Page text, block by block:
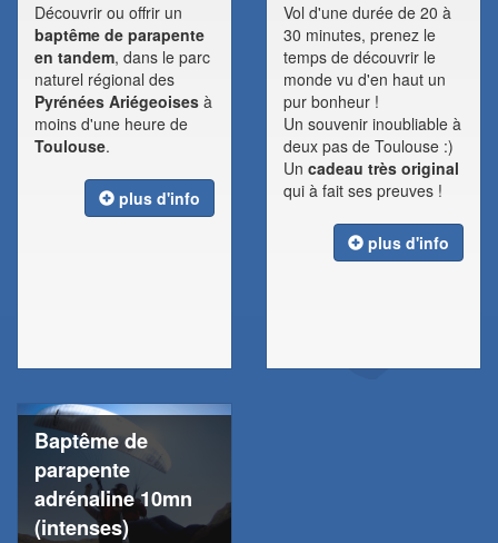
Découvrir ou offrir un
baptême de parapente
en tandem, dans le parc
naturel régional des
Pyrénées Ariégeoises à
moins d'une heure de
Toulouse.
plus d'info
Vol d'une durée de 20 à
30 minutes, prenez le
temps de découvrir le
monde vu d'en haut un
pur bonheur !
Un souvenir inoubliable à
deux pas de Toulouse :)
Un cadeau très original
qui à fait ses preuves !
plus d'info
Baptême de
parapente
adrénaline 10mn
(intenses)